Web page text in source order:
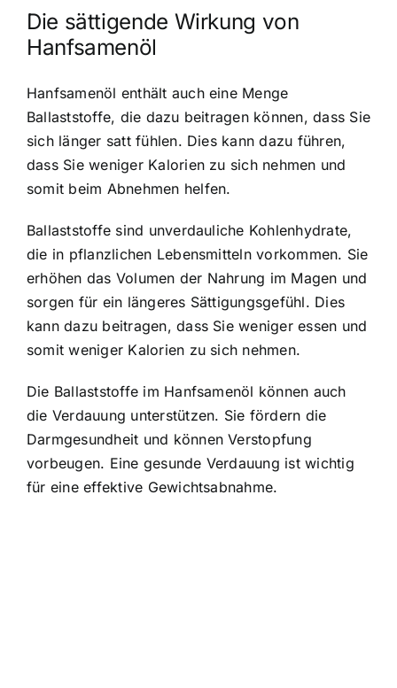
Die sättigende Wirkung von
Hanfsamenöl
Hanfsamenöl enthält auch eine Menge
Ballaststoffe, die dazu beitragen können, dass Sie
sich länger satt fühlen. Dies kann dazu führen,
dass Sie weniger Kalorien zu sich nehmen und
somit beim Abnehmen helfen.
Ballaststoffe sind unverdauliche Kohlenhydrate,
die in pflanzlichen Lebensmitteln vorkommen. Sie
erhöhen das Volumen der Nahrung im Magen und
sorgen für ein längeres Sättigungsgefühl. Dies
kann dazu beitragen, dass Sie weniger essen und
somit weniger Kalorien zu sich nehmen.
Die Ballaststoffe im Hanfsamenöl können auch
die Verdauung unterstützen. Sie fördern die
Darmgesundheit und können Verstopfung
vorbeugen. Eine gesunde Verdauung ist wichtig
für eine effektive Gewichtsabnahme.